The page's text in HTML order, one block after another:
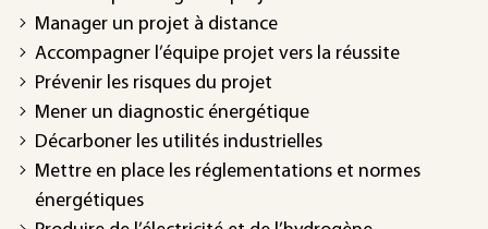
Manager un projet à distance
Accompagner l’équipe projet vers la réussite
Prévenir les risques du projet
Mener un diagnostic énergétique
Décarboner les utilités industrielles
Mettre en place les réglementations et normes
énergétiques